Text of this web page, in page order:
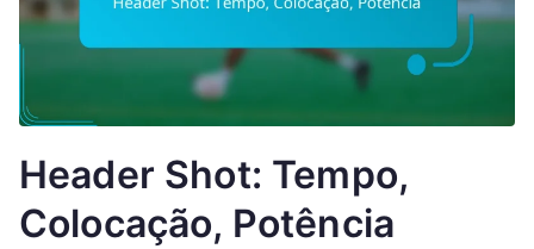
Header Shot: Tempo,
Colocação, Potência